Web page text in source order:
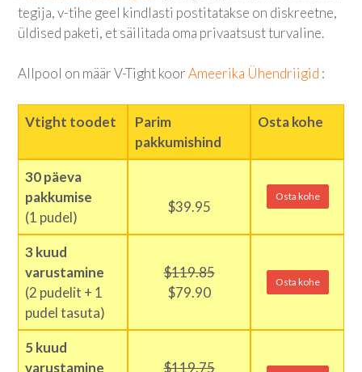
tegija, v-tihe geel kindlasti postitatakse on diskreetne,
üldised paketi, et säilitada oma privaatsust turvaline.
Allpool on määr V-Tight koorAmeerika Ühendriigid :
Vtight toodet
Parim
pakkumishind
Osta kohe
30 päeva
pakkumise
(1 pudel)
$39.95
Osta kohe
3 kuud
varustamine
(2 pudelit + 1
pudel tasuta)
$119.85
$79.90
Osta kohe
5 kuud
varustamine
$119.75